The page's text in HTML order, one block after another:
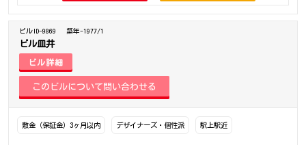
ビルID-9869 築年-1977/1
ビル皿井
ビル詳細
敷金（保証金）3ヶ月以内 デザイナーズ・個性派 駅上駅近